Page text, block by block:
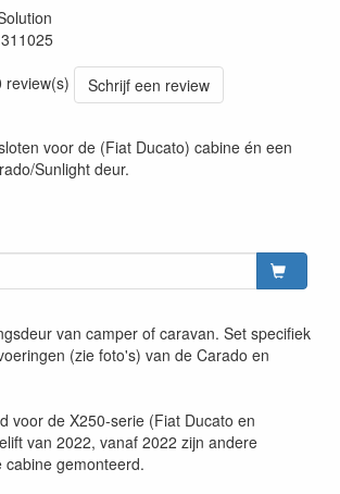
review(s)
Schrijf een review
voor de (Fiat Ducato) cabine én een
Sunlight deur.
van camper of caravan. Set specifiek
(zie foto's) van de Carado en
voor de X250-serie (Fiat Ducato en
van 2022, vanaf 2022 zijn andere
gemonteerd.